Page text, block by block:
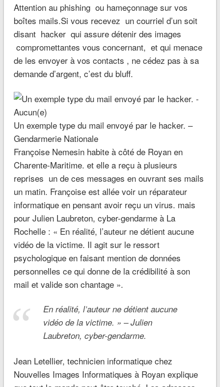
Attention au phishing ou hameçonnage sur vos
boîtes mails.Si vous recevez un courriel d’un soit
disant hacker qui assure détenir des images
compromettantes vous concernant, et qui menace
de les envoyer à vos contacts , ne cédez pas à sa
demande d’argent, c’est du bluff.
Un exemple type du mail envoyé par le hacker. –
Gendarmerie Nationale
Françoise Nemesin habite à côté de Royan en
Charente-Maritime. et elle a reçu à plusieurs
reprises un de ces messages en ouvrant ses mails
un matin. Françoise est allée voir un réparateur
informatique en pensant avoir reçu un virus. mais
pour Julien Laubreton, cyber-gendarme à La
Rochelle : « En réalité, l’auteur ne détient aucune
vidéo de la victime. Il agit sur le ressort
psychologique en faisant mention de données
personnelles ce qui donne de la crédibilité à son
mail et valide son chantage ».
En réalité, l’auteur ne détient aucune
vidéo de la victime. » – Julien
Laubreton, cyber-gendarme.
Jean Letellier, technicien informatique chez
Nouvelles Images Informatiques à Royan explique